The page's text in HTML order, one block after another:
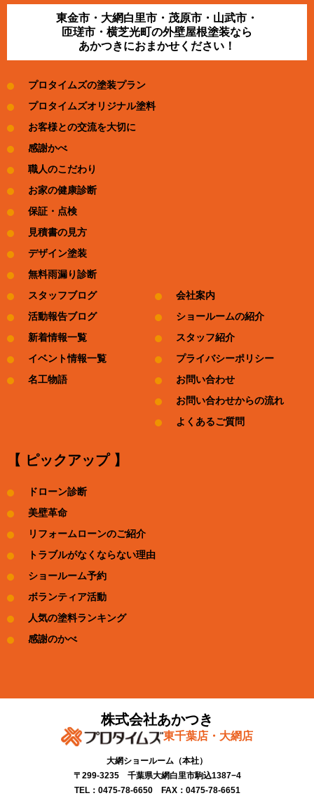
東金市・大網白里市・茂原市・山武市・
匝瑳市・横芝光町の外壁屋根塗装なら
あかつきにおまかせください！
プロタイムズの塗装プラン
プロタイムズオリジナル塗料
お客様との交流を大切に
感謝かべ
職人のこだわり
お家の健康診断
保証・点検
見積書の見方
デザイン塗装
無料雨漏り診断
スタッフブログ
活動報告ブログ
新着情報一覧
イベント情報一覧
名工物語
会社案内
ショールームの紹介
スタッフ紹介
プライバシーポリシー
お問い合わせ
お問い合わせからの流れ
よくあるご質問
【 ピックアップ 】
ドローン診断
美壁革命
リフォームローンのご紹介
トラブルがなくならない理由
ショールーム予約
ボランティア活動
人気の塗料ランキング
感謝のかべ
株式会社あかつき
東千葉店・大網店
大網ショールーム​（本社）
〒299-3235 千葉県大網白里市駒込1387−4​
TEL：0475-78-6650 FAX：0475-78-6651